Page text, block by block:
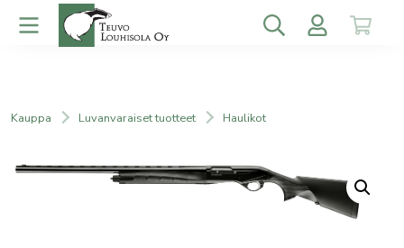
Kauppa Luvanvaraiset tuotteet Haulikot